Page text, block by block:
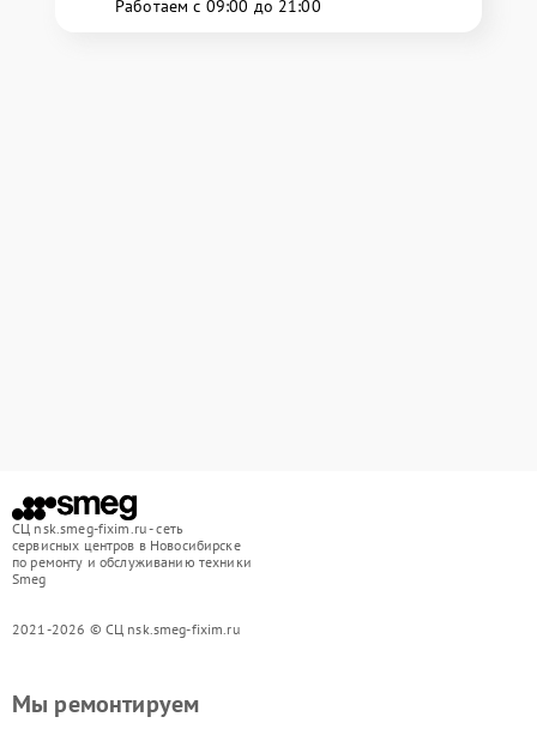
Работаем с 09:00 до 21:00
СЦ nsk.smeg-fixim.ru - сеть
сервисных центров в Новосибирске
по ремонту и обслуживанию техники
Smeg
2021-2026 © СЦ nsk.smeg-fixim.ru
Мы ремонтируем